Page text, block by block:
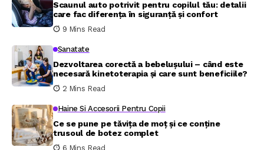
Scaunul auto potrivit pentru copilul tău: detalii
care fac diferența în siguranță și confort
9 Mins Read
Sanatate
Dezvoltarea corectă a bebelușului – când este
necesară kinetoterapia și care sunt beneficiile?
2 Mins Read
Haine Si Accesorii Pentru Copii
Ce se pune pe tăvița de moț și ce conține
trusoul de botez complet
6 Mins Read